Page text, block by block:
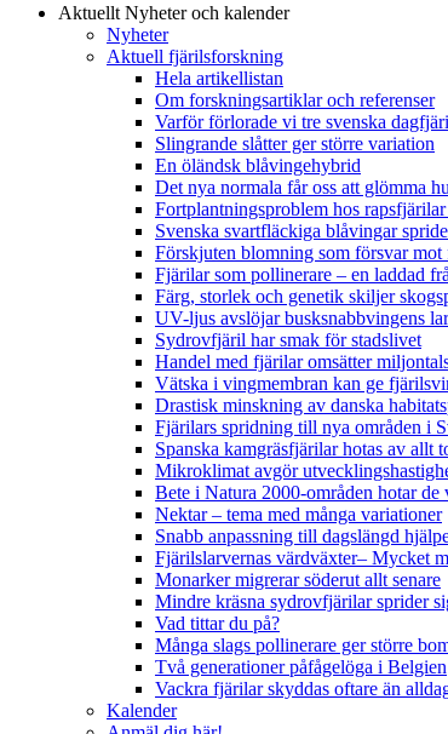
Aktuellt Nyheter och kalender
Nyheter
Aktuell fjärilsforskning
Hela artikellistan
Om forskningsartiklar och referenser
Varför förlorade vi tre svenska
Slingrande slåtter ger större variation
En öländsk blåvingehybrid
Det nya normala får oss att glömma
Fortplantningsproblem hos
Svenska svartfläckiga blåvingar
Förskjuten blomning som försvar mot
Fjärilar som pollinerare – en laddad
Färg, storlek och genetik skiljer
UV-ljus avslöjar busksnabbvingens
Sydrovfjäril har smak för stadslivet
Handel med fjärilar omsätter
Vätska i vingmembran kan ge
Drastisk minskning av danska
Fjärilars spridning till nya områden i
Spanska kamgräsfjärilar hotas av allt
Mikroklimat avgör
Bete i Natura 2000-områden hotar
Nektar – tema med många variationer
Snabb anpassning till dagslängd
Fjärilslarvernas värdväxter– Mycket
Monarker migrerar söderut allt senare
Mindre kräsna sydrovfjärilar sprider
Vad tittar du på?
Många slags pollinerare ger större
Två generationer påfågelöga i Belgien
Vackra fjärilar skyddas oftare än
Kalender